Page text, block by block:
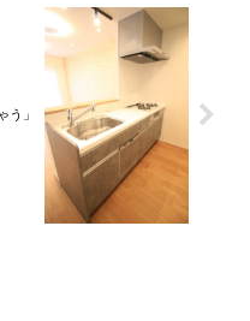
う」